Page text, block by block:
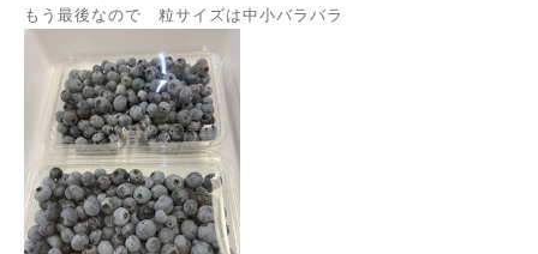
もう最後なので 粒サイズは中小バラバラ